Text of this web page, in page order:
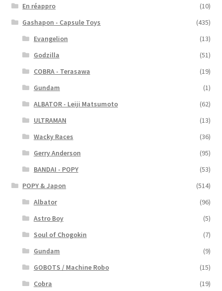
En réappro
(10)
Gashapon - Capsule Toys
(435)
Evangelion
(13)
Godzilla
(51)
COBRA - Terasawa
(19)
Gundam
(1)
ALBATOR - Leiji Matsumoto
(62)
ULTRAMAN
(13)
Wacky Races
(36)
Gerry Anderson
(95)
BANDAI - POPY
(53)
POPY & Japon
(514)
Albator
(96)
Astro Boy
(5)
Soul of Chogokin
(7)
Gundam
(9)
GOBOTS / Machine Robo
(15)
Cobra
(19)